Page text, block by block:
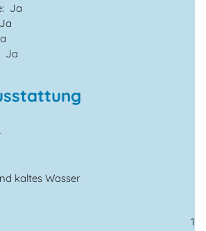
Ja
Ja
Ja
kaltes Wasser
1